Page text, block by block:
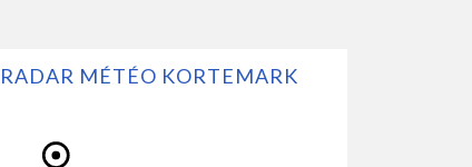
RADAR MÉTÉO KORTEMARK